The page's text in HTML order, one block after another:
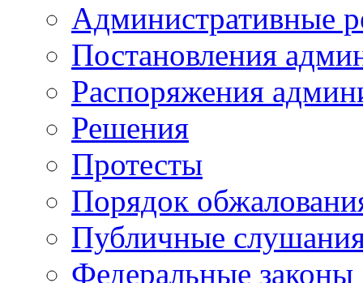
Административные
Постановления
Распоряжения
Решения
Протесты
Порядок
Публичные
Федеральные законы